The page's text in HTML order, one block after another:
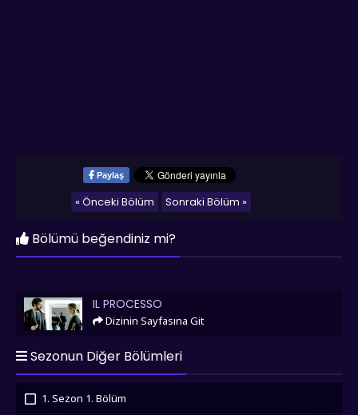
Paylaş
Sonraki Bölüm »
« Önceki Bölüm
Bölümü beğendiniz mi?
Il Processo IL PROCESSO
Dizinin Sayfasına Git
Sezonun Diğer Bölümleri
1. Sezon 1. Bölüm